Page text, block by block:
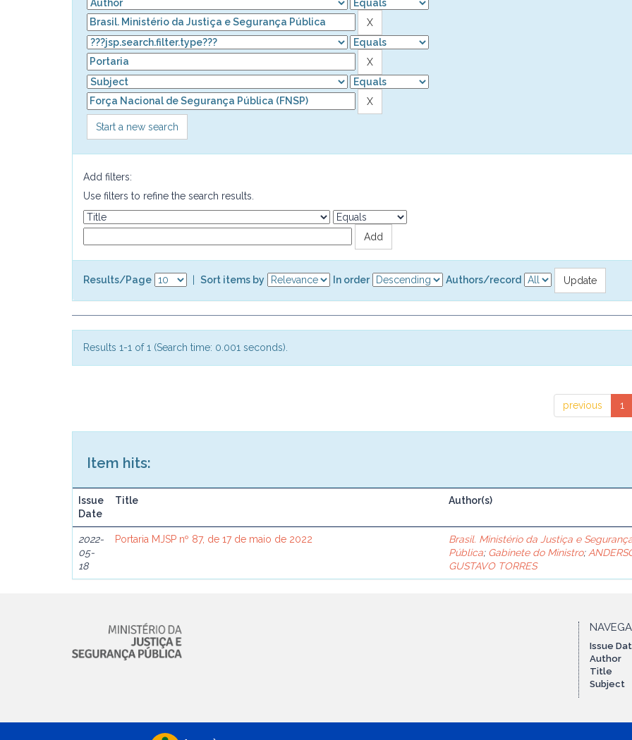
Start a new search
Add filters:
Use filters to refine the search results.
Results/Page Sort items by In order Authors/record
Results 1-1 of 1 (Search time: 0.001 seconds).
previous 1
Item hits:
Issue
Date
Title Author(s)
2022-
05-
18
Portaria MJSP nº 87, de 17 de maio de 2022
Brasil. Ministério da Justiça e
Pública; Gabinete do Ministro;
GUSTAVO TORRES
Issue
Author
Title
Subject